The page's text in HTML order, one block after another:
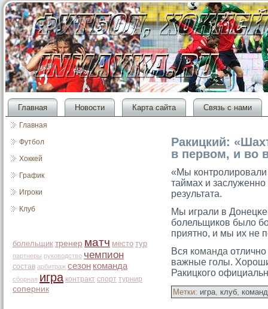
Главная Новости Карта сайта Связь с нами
Главная
Футбол
Хоккей
График
Игроки
Клуб
болельщик тренер матч место тур
партнеры руководство чемпион
состав арбитраж сезон команда
сборная игра контракт спорт турнир
соперник
Ракицкий:
в первом, и во
«Мы
таймах и
результата.
Мы играли в
болельщиков было
приятно, и мы их не
Вся команда
важные голы.
Ракицкого
Метки: игра, клуб,